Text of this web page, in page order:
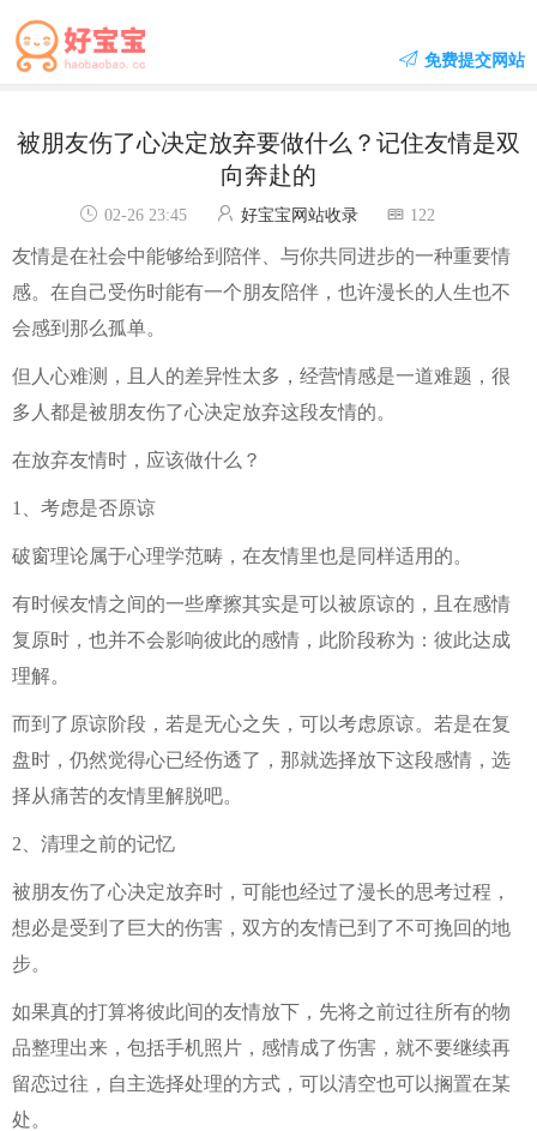
免费提交网站
被朋友伤了心决定放弃要做什么？记住友情是双
向奔赴的
02-26 23:45 好宝宝网站收录 122
友情是在社会中能够给到陪伴、与你共同进步的一种重要情
感。在自己受伤时能有一个朋友陪伴，也许漫长的人生也不
会感到那么孤单。
但人心难测，且人的差异性太多，经营情感是一道难题，很
多人都是被朋友伤了心决定放弃这段友情的。
在放弃友情时，应该做什么？
1、考虑是否原谅
破窗理论属于心理学范畴，在友情里也是同样适用的。
有时候友情之间的一些摩擦其实是可以被原谅的，且在感情
复原时，也并不会影响彼此的感情，此阶段称为：彼此达成
理解。
而到了原谅阶段，若是无心之失，可以考虑原谅。若是在复
盘时，仍然觉得心已经伤透了，那就选择放下这段感情，选
择从痛苦的友情里解脱吧。
2、清理之前的记忆
被朋友伤了心决定放弃时，可能也经过了漫长的思考过程，
想必是受到了巨大的伤害，双方的友情已到了不可挽回的地
步。
如果真的打算将彼此间的友情放下，先将之前过往所有的物
品整理出来，包括手机照片，感情成了伤害，就不要继续再
留恋过往，自主选择处理的方式，可以清空也可以搁置在某
处。